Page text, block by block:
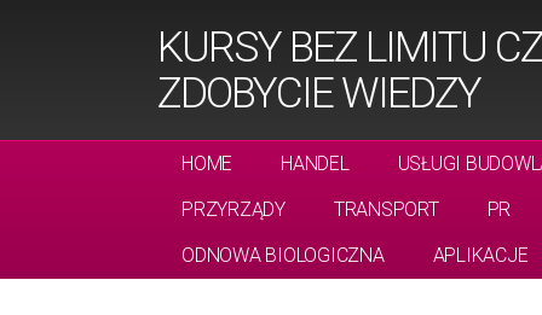
KURSY BEZ LIMITU
ZDOBYCIE WIEDZY
HOME HANDEL
USŁUGI
PRZYRZĄDY
TRANSPORT
PR
ODNOWA BIOLOGICZNA
APLIKACJE